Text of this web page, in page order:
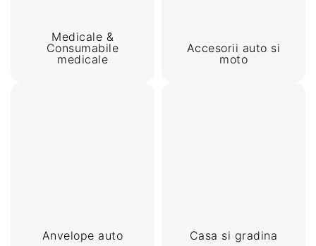
Medicale &
Consumabile
medicale
Anvelope auto
Accesorii auto si
moto
Casa si gradina